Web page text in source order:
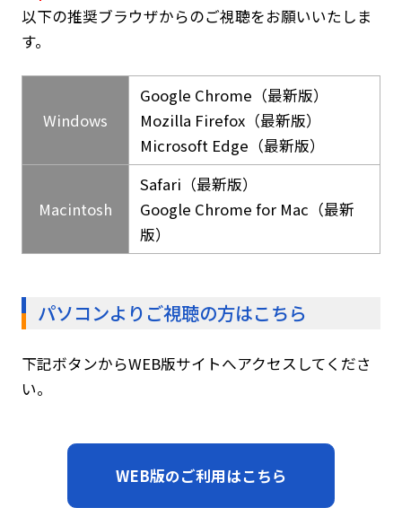
以下の推奨ブラウザからのご視聴をお願いいたしま
す。
Windows
Google Chrome（最新版）
Mozilla Firefox（最新版）
Microsoft Edge（最新版）
Macintosh
Safari（最新版）
Google Chrome for Mac（最新
版）
パソコンよりご視聴の方はこちら
下記ボタンからWEB版サイトへアクセスしてくださ
い。
WEB版のご利用はこちら